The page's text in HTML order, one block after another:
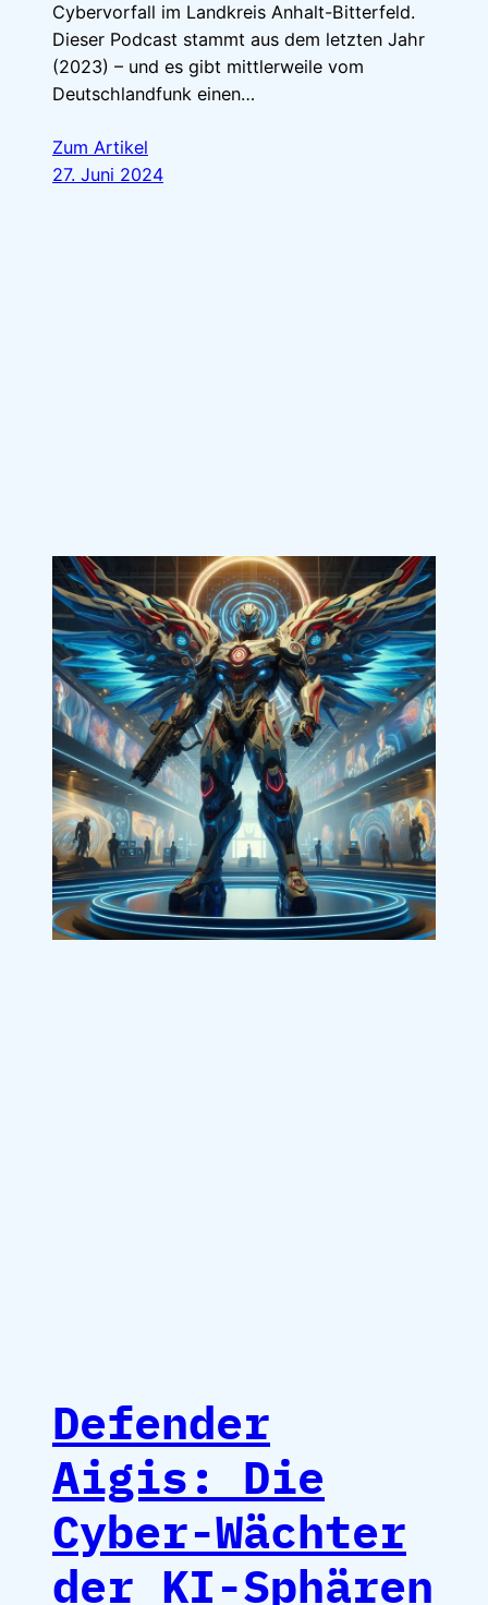
Cybervorfall im Landkreis Anhalt-Bitterfeld.
Dieser Podcast stammt aus dem letzten Jahr
(2023) – und es gibt mittlerweile vom
Deutschlandfunk einen…
Zum Artikel
27. Juni 2024
Defender
Aigis: Die
Cyber-Wächter
der KI-Sphären